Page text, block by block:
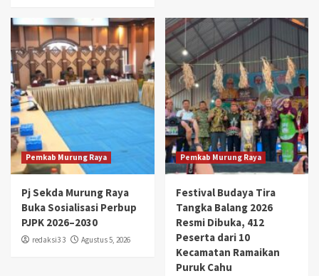
Pemkab Murung Raya
Pj Sekda Murung Raya
Buka Sosialisasi Perbup
PJPK 2026–2030
redaksi3 3 Agustus 5, 2026
Pemkab Murung Raya
Festival Budaya Tira
Tangka Balang 2026
Resmi Dibuka, 412
Peserta dari 10
Kecamatan Ramaikan
Puruk Cahu